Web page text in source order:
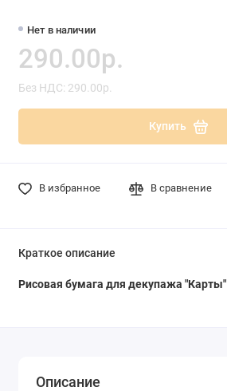
Нет в наличии
290.00р.
Без НДС: 290.00р.
Купить
В избранное В сравнение
Краткое описание
Рисовая бумага для декупажа "Карты"
Описание